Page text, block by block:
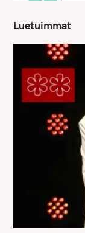
Luetuimmat